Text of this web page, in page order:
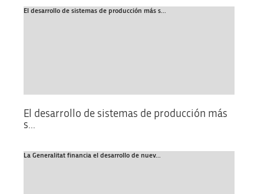
El desarrollo de sistemas de producción más s...
El desarrollo de sistemas de producción más
s...
La Generalitat financia el desarrollo de nuev...